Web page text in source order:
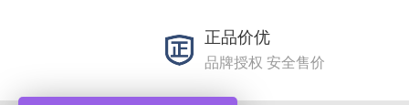
正品价优
品牌授权 安全售价